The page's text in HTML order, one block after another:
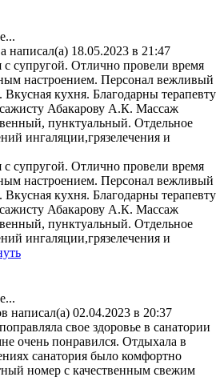
написал(а) 18.05.2023 в 21:47
супругой. Отлично провели время
настроением. Персонал вежливый
кухня. Благодарны терапевту
Абакарову А.К. Массаж
пунктуальный. Отдельное
ингаляции,грязелечения и
супругой. Отлично провели время
настроением. Персонал вежливый
кухня. Благодарны терапевту
Абакарову А.К. Массаж
пунктуальный. Отдельное
ингаляции,грязелечения и
написал(а) 02.04.2023 в 20:37
свое здоровье в санатории
очень понравился. Отдыхала в
санатория было комфортно
номер с качественным свежим